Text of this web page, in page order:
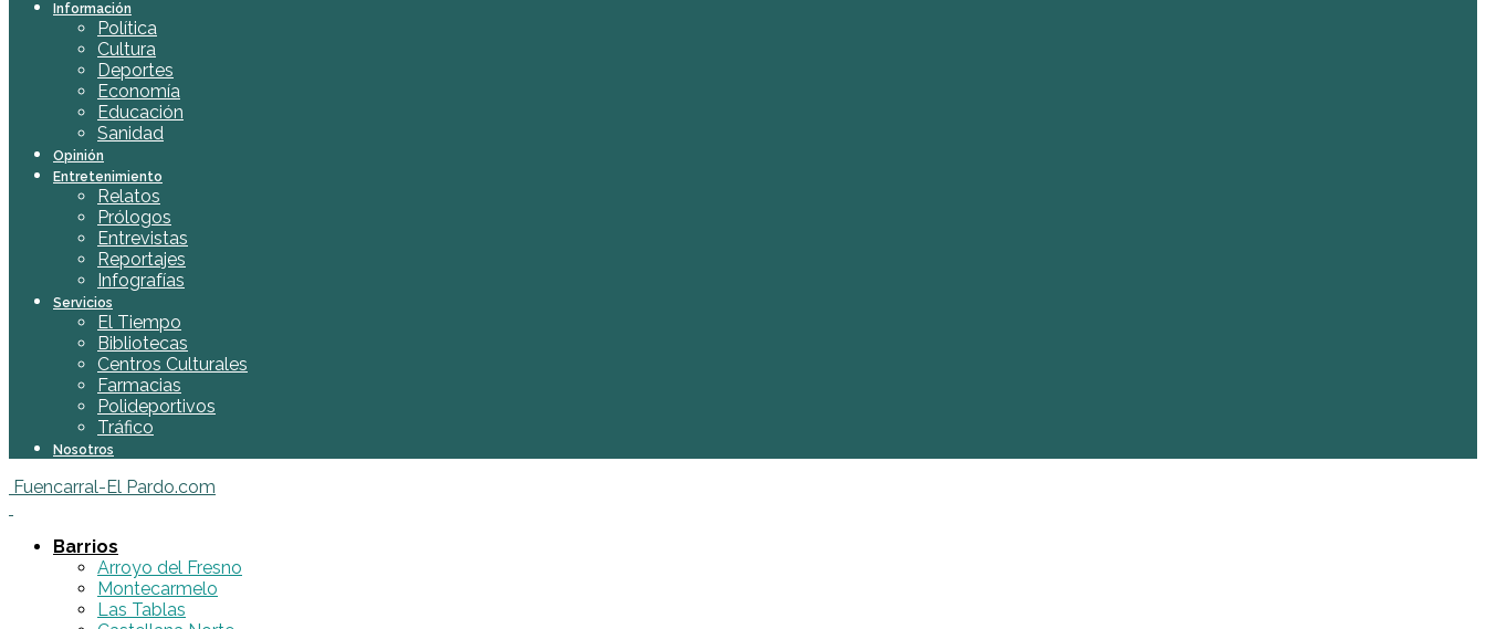
Información
Política
Cultura
Deportes
Economía
Educación
Sanidad
Opinión
Entretenimiento
Relatos
Prólogos
Entrevistas
Reportajes
Infografías
Servicios
El Tiempo
Bibliotecas
Centros Culturales
Farmacias
Polideportivos
Tráfico
Nosotros
Fuencarral-El Pardo.com
Barrios
Arroyo del Fresno
Montecarmelo
Las Tablas